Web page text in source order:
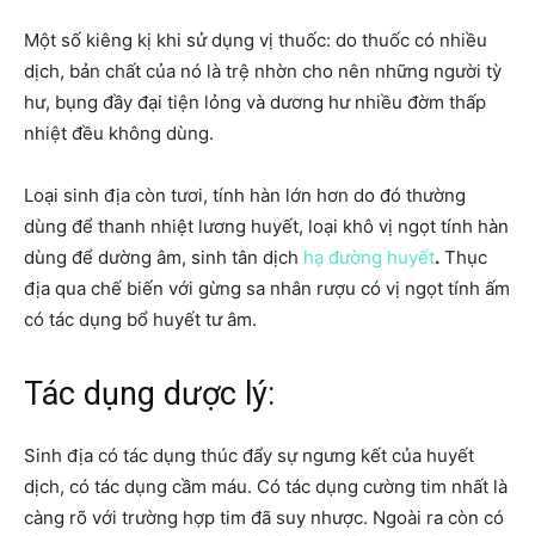
Một số kiêng kị khi sử dụng vị thuốc: do thuốc có nhiều
dịch, bản chất của nó là trệ nhờn cho nên những người tỳ
hư, bụng đầy đại tiện lỏng và dương hư nhiều đờm thấp
nhiệt đều không dùng.
Loại sinh địa còn tươi, tính hàn lớn hơn do đó thường
dùng để thanh nhiệt lương huyết, loại khô vị ngọt tính hàn
dùng để dường âm, sinh tân dịch hạ đường huyết. Thục
địa qua chế biến với gừng sa nhân rượu có vị ngọt tính ấm
có tác dụng bổ huyết tư âm.
Tác dụng dược lý:
Sinh địa có tác dụng thúc đẩy sự ngưng kết của huyết
dịch, có tác dụng cầm máu. Có tác dụng cường tim nhất là
càng rõ với trường hợp tim đã suy nhược. Ngoài ra còn có